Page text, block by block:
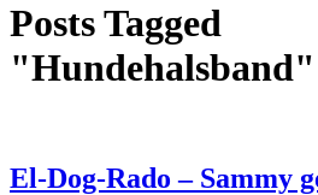
Posts Tagged
"Hundehalsband"
El-Dog-Rado – Sammy